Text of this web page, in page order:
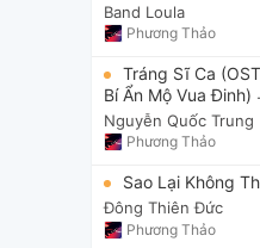
Band Loula
Phương Thảo
Tráng Sĩ Ca
Bí Ẩn Mộ Vua Đinh)
Nguyễn Quốc Trung
Phương Thảo
Sao Lại Không
Đông Thiên Đức
Phương Thảo